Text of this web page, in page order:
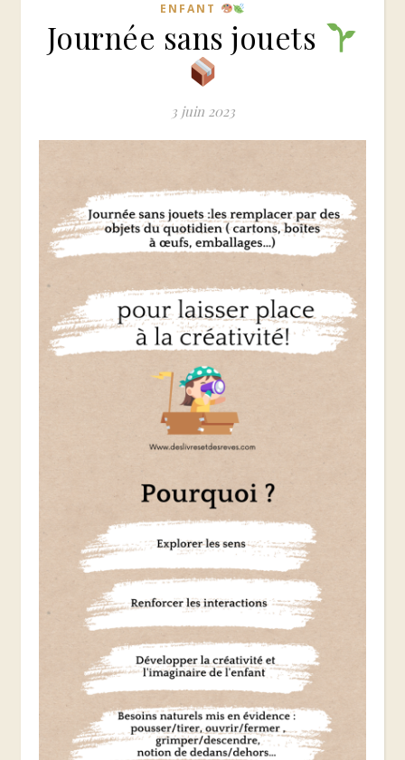
ENFANT
Journée sans jouets
3 juin 2023